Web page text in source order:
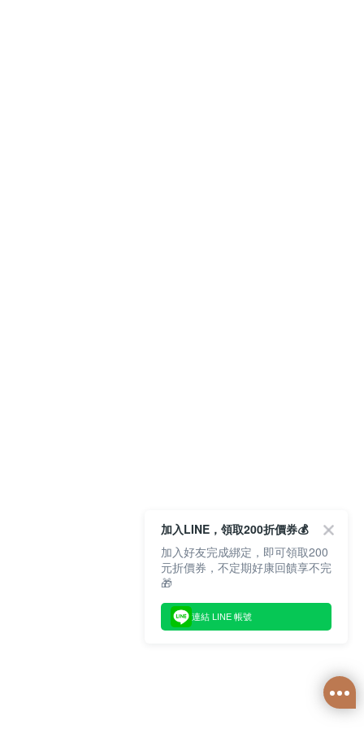
加入LINE，領取200折價券💰
加入好友完成綁定，即可領取200
元折價券，不定期好康回饋享不完
🎁
連結 LINE 帳號